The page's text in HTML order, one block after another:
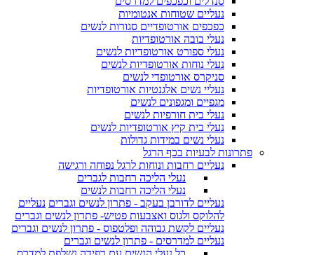
נעליים שטוחות אנטומיות
כפכפים אורטופדיים סגורות לנשים
נעלי בובה אורטופדיות
נעלי ספורט אורטופדיות לנשים
נעלי נוחות אורטופדיות לנשים
סניקרס אורטופדי לנשים
נעליי נשים אלגנטיות אורטופדיות
מגפיים ומגפונים לנשים
נעלי בית חורפיות לנשים
נעלי בית קיץ אורטופדיות לנשים
נעלי נשים במידות גדולות
פתרונות לבעיות בכף הרגל
נעליים רחבות ונוחות לרגל נפוחה ורגישה
נעלי הליכה רחבות לגברים
נעלי הליכה רחבות לנשים
נעליים לדורבן בעקב - פתרון לנשים וגברים נעליים
להלוקס ולגוס ואצבעות פטיש- פתרון לנשים וגברים
נעליים לקשת גבוהה ופלטפוס - פתרון לנשים וגברים
נעליים למדרסים - פתרון לנשים וגברים